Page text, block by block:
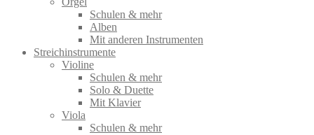
Schulen & mehr
Alben
Mit anderen Instrumenten
Streichinstrumente
Violine
Schulen & mehr
Solo & Duette
Mit Klavier
Viola
Schulen & mehr